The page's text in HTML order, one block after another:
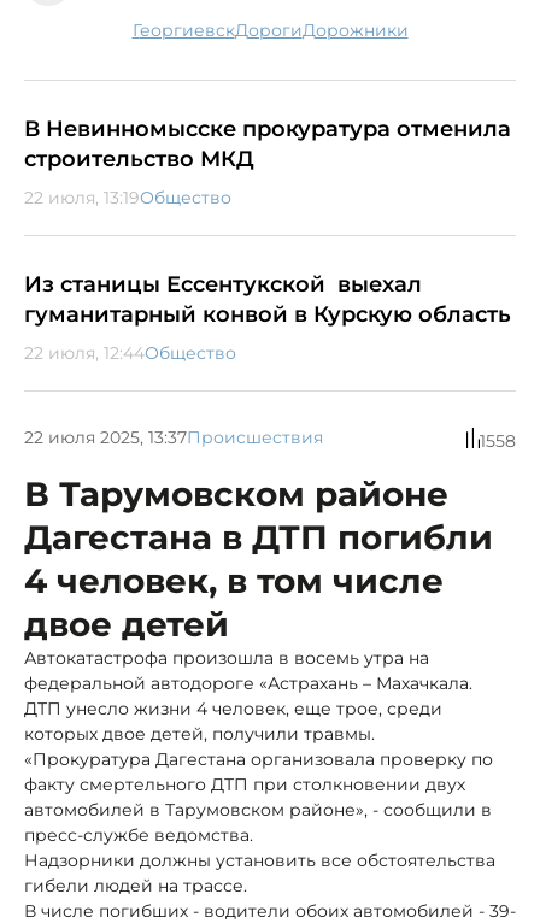
Георгиевск дороги дорожники
В Невинномысске прокуратура отменила
строительство МКД
22 июля, 13:19Общество
Из станицы Ессентукской выехал
гуманитарный конвой в Курскую область
22 июля, 12:44Общество
22 июля 2025, 13:37Происшествия 1558
В Тарумовском районе
Дагестана в ДТП погибли
4 человек, в том числе
двое детей
Автокатастрофа произошла в восемь утра на
федеральной автодороге «Астрахань – Махачкала.
ДТП унесло жизни 4 человек, еще трое, среди
которых двое детей, получили травмы.
«Прокуратура Дагестана организовала проверку по
факту смертельного ДТП при столкновении двух
автомобилей в Тарумовском районе», - сообщили в
пресс-службе ведомства.
Надзорники должны установить все обстоятельства
гибели людей на трассе.
В числе погибших - водители обоих автомобилей - 39-